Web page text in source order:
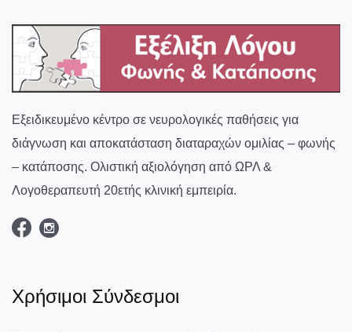
Εξειδικευμένο κέντρο σε νευρολογικές παθήσεις για
διάγνωση και αποκατάσταση διαταραχών ομιλίας – φωνής
– κατάποσης. Ολιστική αξιολόγηση από ΩΡΛ &
Λογοθεραπευτή 20ετής κλινική εμπειρία.
Χρήσιμοι Σύνδεσμοι